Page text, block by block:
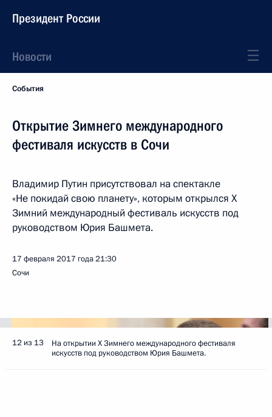
Президент России
Новости
События
Открытие Зимнего международного
фестиваля искусств в Сочи
Владимир Путин присутствовал на спектакле
«Не покидай свою планету», которым открылся X
Зимний международный фестиваль искусств под
руководством Юрия Башмета.
17 февраля 2017 года21:30
Сочи
12 из 13
На открытии X Зимнего международного фестиваля
искусств под руководством Юрия Башмета.